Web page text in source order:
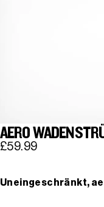
AERO
£59.99
Uneingeschränkt,